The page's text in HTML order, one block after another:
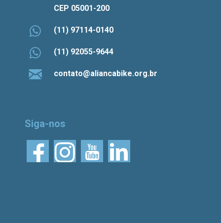
CEP 05001-200
(11) 97114-0140
(11) 92055-9644
contato@aliancabike.org.br
Siga-nos